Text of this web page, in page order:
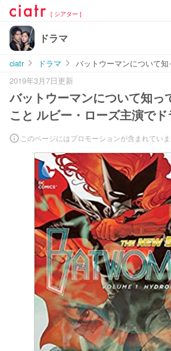
[ シアター ]
ドラマ
ciatr ドラマ
バットウーマンについて
2019年3月7日更新
バットウーマンについて知っ
こと ルビー・ローズ主演で
このページにはプロモーションが含まれてい